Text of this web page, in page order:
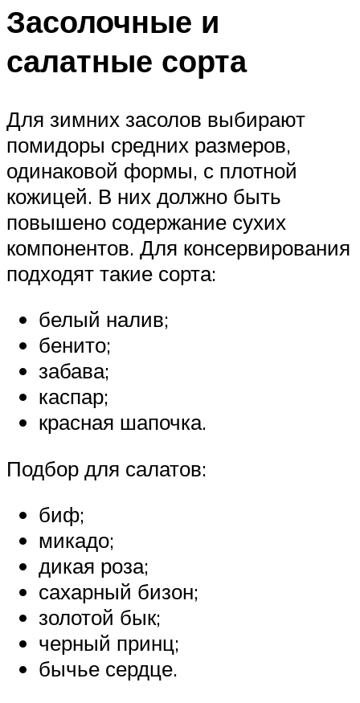
Засолочные и
салатные сорта
Для зимних засолов выбирают
помидоры средних размеров,
одинаковой формы, с плотной
кожицей. В них должно быть
повышено содержание сухих
компонентов. Для консервирования
подходят такие сорта:
белый налив;
бенито;
забава;
каспар;
красная шапочка.
Подбор для салатов:
биф;
микадо;
дикая роза;
сахарный бизон;
золотой бык;
черный принц;
бычье сердце.